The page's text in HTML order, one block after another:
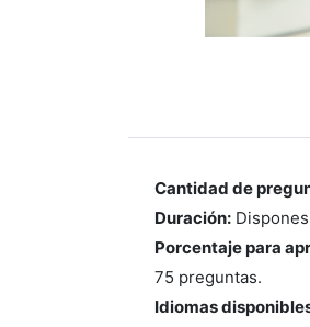
Cantidad de
Duración:
Porcentaje para
75 preguntas.
Idiomas